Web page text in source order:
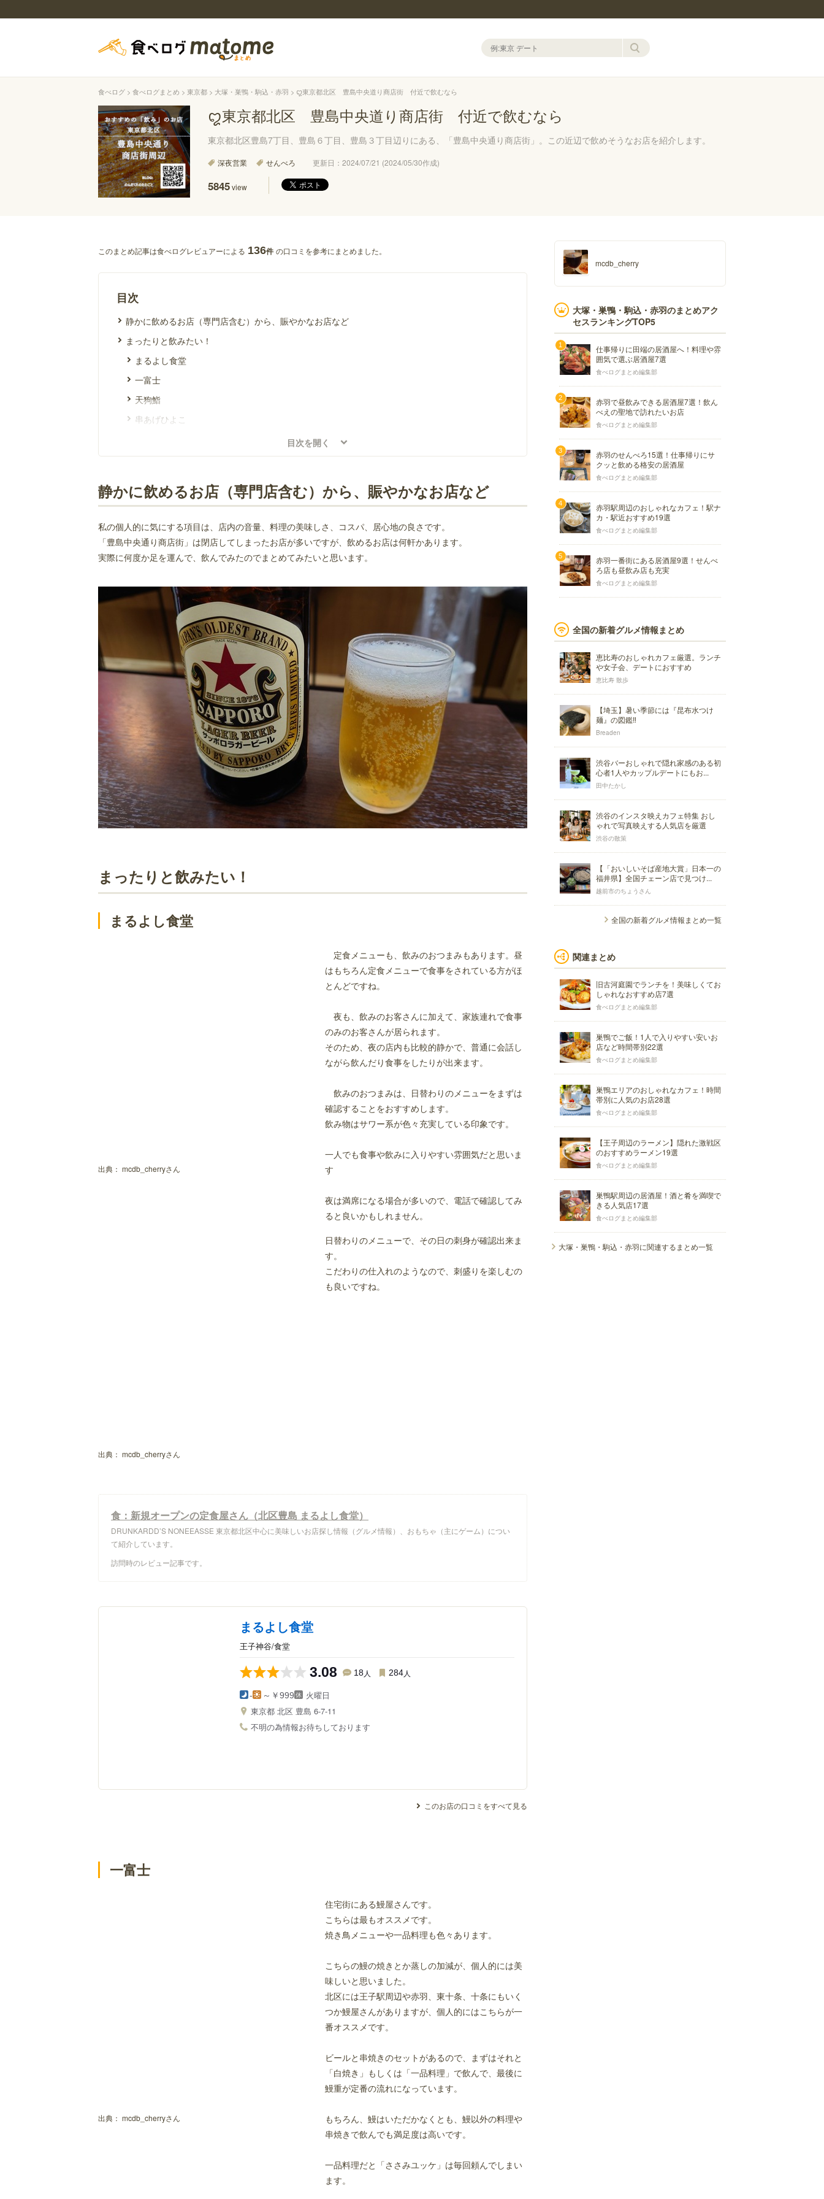
食べログ 食べログまとめ 東京都 大塚・巣鴨・駒込・赤羽 ꨁ東京都北区 豊島中央道り商店街 付近で飲むなら
ꨁ東京都北区 豊島中央道り商店街 付近で飲むなら
東京都北区豊島7丁目、豊島６丁目、豊島３丁目辺りにある、「豊島中央通り商店街」。この近辺で飲めそうなお店を紹介します。
深夜営業 せんべろ 更新日：2024/07/21 (2024/05/30作成)
5845view
このまとめ記事は食べログレビュアーによる 136件 の口コミを参考にまとめました。
目次
静かに飲めるお店（専門店含む）から、賑やかなお店など
まったりと飲みたい！
まるよし食堂
一富士
天狗鮨
串あげひよこ
美好
賑やかに飲みたい方
弥生亭 豊島店
とん平
目次を開く
静かに飲めるお店（専門店含む）から、賑やかなお店など
私の個人的に気にする項目は、店内の音量、料理の美味しさ、コスパ、居心地の良さです。
「豊島中央通り商店街」は閉店してしまったお店が多いですが、飲めるお店は何軒かあります。
実際に何度か足を運んで、飲んでみたのでまとめてみたいと思います。
まったりと飲みたい！
まるよし食堂
出典： mcdb_cherryさん
定食メニューも、飲みのおつまみもあります。昼
はもちろん定食メニューで食事をされている方がほ
とんどですね。
夜も、飲みのお客さんに加えて、家族連れで食事
のみのお客さんが居られます。
そのため、夜の店内も比較的静かで、普通に会話し
ながら飲んだり食事をしたりが出来ます。
飲みのおつまみは、日替わりのメニューをまずは
確認することをおすすめします。
飲み物はサワー系が色々充実している印象です。
一人でも食事や飲みに入りやすい雰囲気だと思いま
す
夜は満席になる場合が多いので、電話で確認してみ
ると良いかもしれません。
出典： mcdb_cherryさん
日替わりのメニューで、その日の刺身が確認出来ま
す。
こだわりの仕入れのようなので、刺盛りを楽しむの
も良いですね。
食：新規オープンの定食屋さん（北区豊島 まるよし食堂）
DRUNKARDD’S NONEEASSE 東京都北区中心に美味しいお店探し情報（グルメ情報）、おもちゃ（主にゲーム）につい
て紹介しています。
訪問時のレビュー記事です。
まるよし食堂
王子神谷/食堂
3.08 18人 284人
- ～￥999
火曜日
東京都 北区 豊島 6-7-11
不明の為情報お待ちしております
このお店の口コミをすべて見る
一富士
出典： mcdb_cherryさん
住宅街にある鰻屋さんです。
こちらは最もオススメです。
焼き鳥メニューや一品料理も色々あります。
こちらの鰻の焼きとか蒸しの加減が、個人的には美
味しいと思いました。
北区には王子駅周辺や赤羽、東十条、十条にもいく
つか鰻屋さんがありますが、個人的にはこちらが一
番オススメです。
ビールと串焼きのセットがあるので、まずはそれと
「白焼き」もしくは「一品料理」で飲んで、最後に
鰻重が定番の流れになっています。
もちろん、鰻はいただかなくとも、鰻以外の料理や
串焼きで飲んでも満足度は高いです。
一品料理だと「ささみユッケ」は毎回頼んでしまい
ます。
mcdb_cherry
大塚・巣鴨・駒込・赤羽のまとめアク
セスランキングTOP5
仕事帰りに田端の居酒屋へ！料理や雰
囲気で選ぶ居酒屋7選
食べログまとめ編集部
赤羽で昼飲みできる居酒屋7選！飲ん
べえの聖地で訪れたいお店
食べログまとめ編集部
赤羽のせんべろ15選！仕事帰りにサ
クッと飲める格安の居酒屋
食べログまとめ編集部
赤羽駅周辺のおしゃれなカフェ！駅ナ
カ・駅近おすすめ19選
食べログまとめ編集部
赤羽一番街にある居酒屋9選！せんべ
ろ店も昼飲み店も充実
食べログまとめ編集部
全国の新着グルメ情報まとめ
恵比寿のおしゃれカフェ厳選。ランチ
や女子会、デートにおすすめ
恵比寿 散歩
【埼玉】暑い季節には『昆布水つけ
麺』の図鑑‼
Breaden
渋谷バーおしゃれで隠れ家感のある初
心者1人やカップルデートにもお...
田中たかし
渋谷のインスタ映えカフェ特集 おし
ゃれで写真映えする人気店を厳選
渋谷の散策
【「おいしいそば産地大賞」日本一の
福井県】全国チェーン店で見つけ...
越前市のちょうさん
全国の新着グルメ情報まとめ一覧
関連まとめ
旧古河庭園でランチを！美味しくてお
しゃれなおすすめ店7選
食べログまとめ編集部
巣鴨でご飯！1人で入りやすい安いお
店など時間帯別22選
食べログまとめ編集部
巣鴨エリアのおしゃれなカフェ！時間
帯別に人気のお店28選
食べログまとめ編集部
【王子周辺のラーメン】隠れた激戦区
のおすすめラーメン19選
食べログまとめ編集部
巣鴨駅周辺の居酒屋！酒と肴を満喫で
きる人気店17選
食べログまとめ編集部
大塚・巣鴨・駒込・赤羽に関連するまとめ一覧